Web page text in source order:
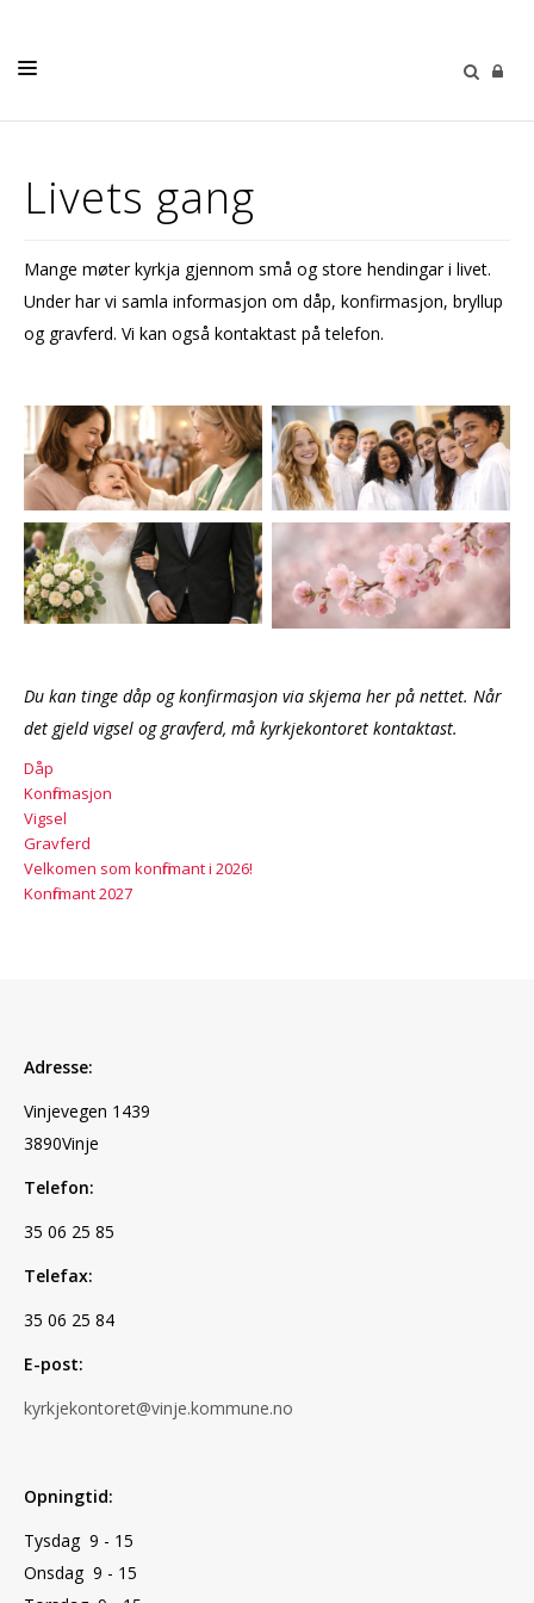
BORN OG UNGE
OM OSS
KALENDER
Livets gang
Mange møter kyrkja gjennom små og store hendingar i livet.
Under har vi samla informasjon om dåp, konfirmasjon, bryllup
og gravferd. Vi kan også kontaktast på telefon.
Du kan tinge dåp og konfirmasjon via skjema her på nettet. Når
det gjeld vigsel og gravferd, må kyrkjekontoret kontaktast.
Dåp
Konfirmasjon
Vigsel
Gravferd
Velkomen som konfirmant i 2026!
Konfirmant 2027
Adresse:
Vinjevegen 1439
3890Vinje
Telefon:
35 06 25 85
Telefax:
35 06 25 84
E-post:
kyrkjekontoret@vinje.kommune.no
Opningtid:
Tysdag 9 - 15
Onsdag 9 - 15